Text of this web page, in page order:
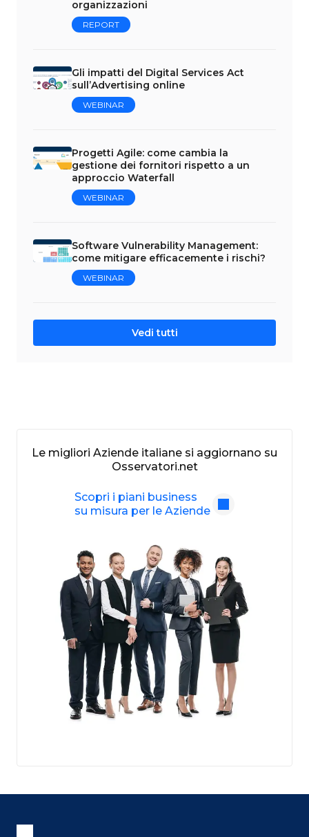
organizzazioni
REPORT
Gli impatti del Digital Services Act
sull’Advertising online
WEBINAR
Progetti Agile: come cambia la
gestione dei fornitori rispetto a un
approccio Waterfall
WEBINAR
Software Vulnerability Management:
come mitigare efficacemente i rischi?
WEBINAR
Vedi tutti
Le migliori Aziende italiane si aggiornano su
Osservatori.net
Scopri i piani business
su misura per le Aziende